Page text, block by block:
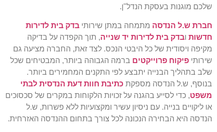
שלכם מוגנות בעסקת הנדל"ן.
חברת ש.ל הנדסה מתמחה במתן שירותי בדק בית לדירות
חדשות ובדק בית לדירות יד שנייה, תוך הקפדה על בדיקה
מקיפה ויסודית של כל היבטי הנכס. לצד זאת, החברה מציעה גם
שירותי פיקוח פרוייקטים ברמה הגבוהה ביותר, המבטיחים שכל
שלב בתהליך הבנייה יתבצע לפי התקנים המחמירים ביותר.
בנוסף, ש.ל הנדסה מספקת כתיבת חוות דעת הנדסית לבתי
משפט, כדי לסייע בהגנה על זכויות הלקוחות במקרים של סכסוכים
או ליקויים בנייה. עם ניסיון עשיר ומקצועיות ללא פשרות, ש.ל
הנדסה היא הבחירה הנכונה לכל צורך בתחום ההנדסה האזרחית.